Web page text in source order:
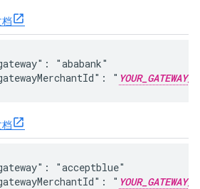
"ababank"
"
"acceptblue"
"